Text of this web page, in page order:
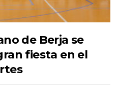
de Berja se
fiesta en el